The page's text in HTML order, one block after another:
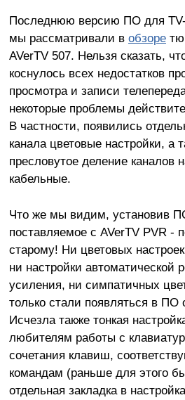
Последнюю версию ПО для TV-
мы рассматривали в обзоре
AVerTV 507. Нельзя сказать,
коснулось всех недостатков
просмотра и записи
некоторые проблемы
В частности, появились
канала цветовые настройки, а
пресловутое деление каналов
кабельные.
Что же мы видим, установив
поставляемое с AVerTV PVR -
старому! Ни цветовых
ни настройки автоматической
усиления, ни симпатичных
только стали появляться в ПО
Исчезла также тонкая
любителям работы с
сочетания клавиш,
командам (раньше для этого
отдельная закладка в